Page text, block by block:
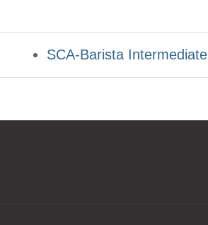
SCA-Barista Intermediate